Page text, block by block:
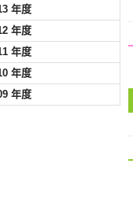
年度
年度
年度
年度
年度